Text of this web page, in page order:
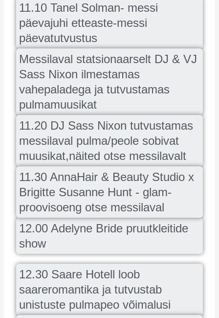
11.10 Tanel Solman- messi
päevajuhi etteaste-messi
päevatutvustus
Messilaval statsionaarselt DJ & VJ
Sass Nixon ilmestamas
vahepaladega ja tutvustamas
pulmamuusikat
11.20 DJ Sass Nixon tutvustamas
messilaval pulma/peole sobivat
muusikat,näited otse messilavalt
12.00 Adelyne Bride pruutkleitide
show
11.30 AnnaHair & Beauty Studio x
Brigitte Susanne Hunt - glam-
proovisoeng otse messilaval
12.30 Saare Hotell loob
saareromantika ja tutvustab
unistuste pulmapeo võimalusi